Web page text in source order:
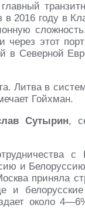
в 2016 году в
через этот
в Северной
Литва в
Гойхман.
Сутырин,
с
и
приняла
и
около